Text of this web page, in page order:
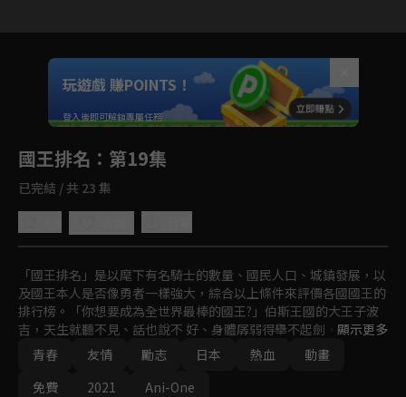
Unmute
如有不便請見諒
玩遊戲 賺POINTS！
登入後即可解鎖專屬任務
國王排名 ：第19集
已完結 / 共 23 集
「國王排名」是以麾下有名騎士的數量、國民人口、城鎮發展，以
及國王本人是否像勇者一樣強大，綜合以上條件來評價各國國王的
排行榜。「你想要成為全世界最棒的國王?」伯斯王國的大王子波
吉，天生就聽不見、話也說不 好、身體孱弱得舉不起劍，即使如
此，他仍然想完成與母親的約定。這樣的堅強與執著也感動了影子
一族的卡克， 他決定支持波吉，並成為波吉第一個朋友!但波吉隔
天卻怎麼找也找不到卡克──
顯示更多
青春
友情 勵志 日本 熱血
動畫
免費
2021 Ani-One